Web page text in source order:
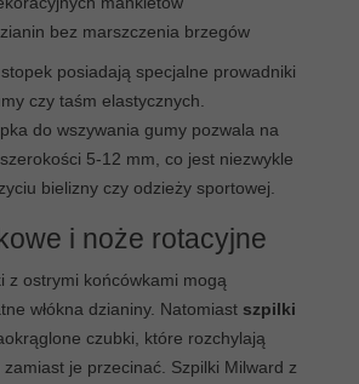
bez marszczenia brzegów
posiadają specjalne prowadniki
czy taśm elastycznych.
do wszywania gumy pozwala na
5-12 mm, co jest niezwykle
bielizny czy odzieży sportowej.
i noże rotacyjne
z ostrymi końcówkami mogą
włókna dzianiny. Natomiast szpilki
czubki, które rozchylają
zamiast je przecinać. Szpilki Milward z